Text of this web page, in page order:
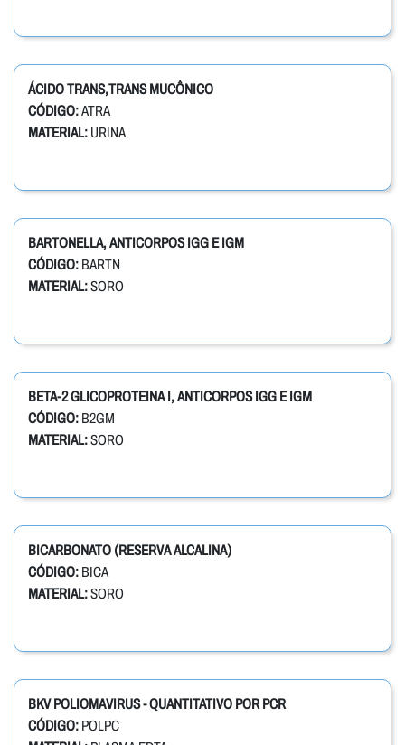
ÁCIDO TRANS,TRANS MUCÔNICO
CÓDIGO:ATRA
MATERIAL: URINA
BARTONELLA, ANTICORPOS IGG E IGM
CÓDIGO: BARTN
MATERIAL:SORO
BETA-2 GLICOPROTEINA I, ANTICORPOS IGG E IGM
CÓDIGO: B2GM
MATERIAL:SORO
BICARBONATO (RESERVA ALCALINA)
CÓDIGO: BICA
MATERIAL:SORO
BKV POLIOMAVIRUS - QUANTITATIVO POR PCR
CÓDIGO: POLPC